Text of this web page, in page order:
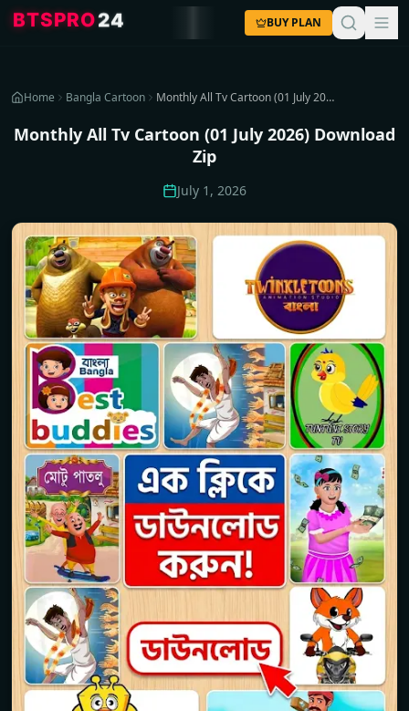
BTSPRO24 BUY PLAN
Home Bangla Cartoon Monthly All Tv Cartoon (01 July 2026) Download Zip
Monthly All Tv Cartoon (01 July 2026) Download
Zip
July 1, 2026